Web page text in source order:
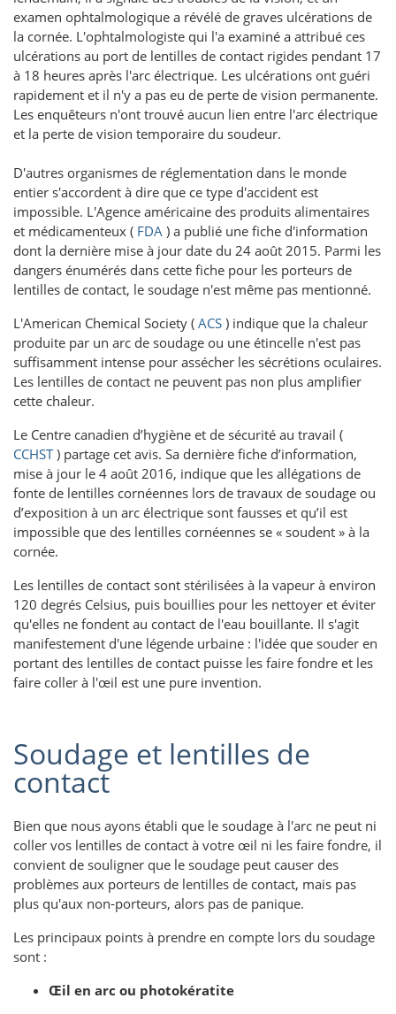
examen ophtalmologique a révélé de graves ulcérations de
la cornée. L'ophtalmologiste qui l'a examiné a attribué ces
ulcérations au port de lentilles de contact rigides pendant 17
à 18 heures après l'arc électrique. Les ulcérations ont guéri
rapidement et il n'y a pas eu de perte de vision permanente.
Les enquêteurs n'ont trouvé aucun lien entre l'arc électrique
et la perte de vision temporaire du soudeur.
D'autres organismes de réglementation dans le monde
entier s'accordent à dire que ce type d'accident est
impossible. L'Agence américaine des produits alimentaires
et médicamenteux ( FDA ) a publié une fiche d'information
dont la dernière mise à jour date du 24 août 2015. Parmi les
dangers énumérés dans cette fiche pour les porteurs de
lentilles de contact, le soudage n'est même pas mentionné.
L'American Chemical Society ( ACS ) indique que la chaleur
produite par un arc de soudage ou une étincelle n'est pas
suffisamment intense pour assécher les sécrétions oculaires.
Les lentilles de contact ne peuvent pas non plus amplifier
cette chaleur.
Le Centre canadien d’hygiène et de sécurité au travail (
CCHST) partage cet avis. Sa dernière fiche d’information,
mise à jour le 4 août 2016, indique que les allégations de
fonte de lentilles cornéennes lors de travaux de soudage ou
d’exposition à un arc électrique sont fausses et qu’il est
impossible que des lentilles cornéennes se « soudent » à la
cornée.
Les lentilles de contact sont stérilisées à la vapeur à environ
120 degrés Celsius, puis bouillies pour les nettoyer et éviter
qu'elles ne fondent au contact de l'eau bouillante. Il s'agit
manifestement d'une légende urbaine : l'idée que souder en
portant des lentilles de contact puisse les faire fondre et les
faire coller à l'œil est une pure invention.
Soudage et lentilles de
contact
Bien que nous ayons établi que le soudage à l'arc ne peut ni
coller vos lentilles de contact à votre œil ni les faire fondre, il
convient de souligner que le soudage peut causer des
problèmes aux porteurs de lentilles de contact, mais pas
plus qu'aux non-porteurs, alors pas de panique.
Les principaux points à prendre en compte lors du soudage
sont :
Œil en arc ou photokératite